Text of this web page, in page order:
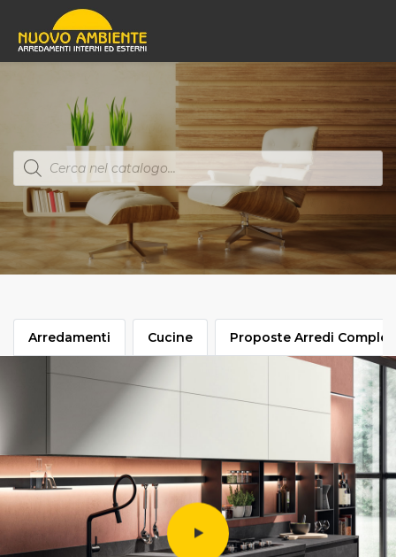
Products
search
Arredamenti Cucine Proposte Arredi Completi